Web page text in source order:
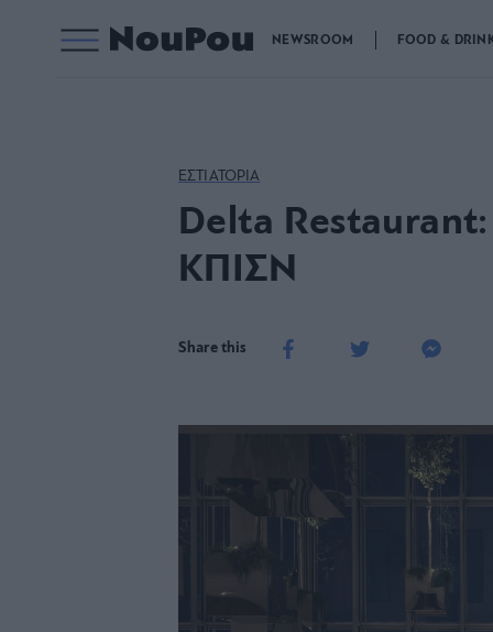
NEWSROOM FOOD &
ΕΣΤΙΑΤΟΡΙΑ
Delta Restaurant:
ΚΠΙΣΝ
Share this